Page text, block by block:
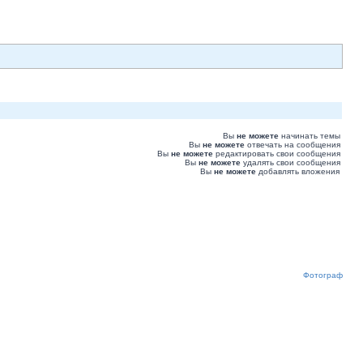
Вы не можете начинать темы
Вы не можете отвечать на сообщения
Вы не можете редактировать свои сообщения
Вы не можете удалять свои сообщения
Вы не можете добавлять вложения
Фотограф